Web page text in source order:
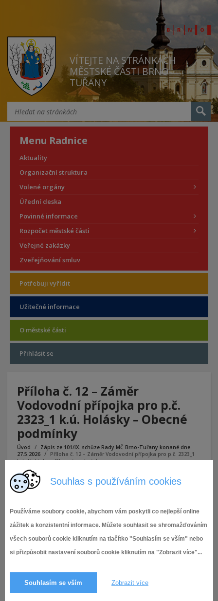
Souhlas s používáním cookies
Používáme soubory cookie, abychom vám poskytli co nejlepší online
zážitek a konzistentní informace. Můžete souhlasit se shromažďováním
všech souborů cookie kliknutím na tlačítko "Souhlasím se vším" nebo
si přizpůsobit nastavení souborů cookie kliknutím na "Zobrazit více"...
Souhlasím se vším Zobrazit více
VÍTEJTE NA STRÁNKÁCH
MĚSTSKÉ ČÁSTI BRNO
TUŘANY
Menu Radnice
Aktuality
Organizační struktura
Volené orgány
Úřední deska
Povinné informace
Rozpočet městské části
Veřejné zakázky
Zveřejňování smluv
Potřebuji vyřídit
Užitečné informace
O městské části
Přihlásit se
Příloha č. 12 – Záměr
Vodovodní přípojka pro p.č.
2323_1 k.ú. Holásky – Obecné
podmínky
Úvod
Zápis ze 101/IX. schůze Rady MČ Brno-Tuřany konané dne
27.5.2026
Příloha č. 12 – Záměr Vodovodní přípojka pro p.č. 2323_1
k.ú. Holásky – Obecné podmínky
Příloha č. 12 - Záměr Vodovodní přípojka pro p.č. 2323_1 k.ú.